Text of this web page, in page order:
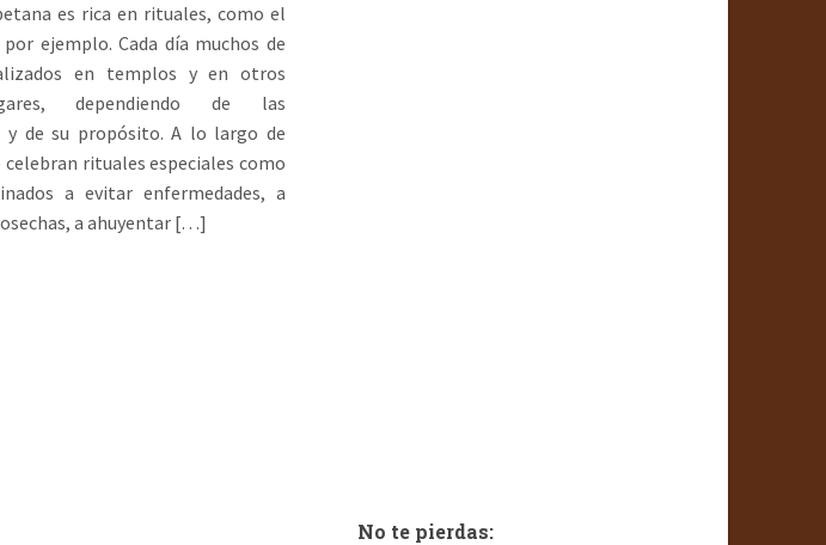
es rica en rituales, como el
ejemplo. Cada día muchos de
en templos y en otros
dependiendo de las
y de su propósito. A lo largo de
rituales especiales como
a evitar enfermedades, a
a ahuyentar […]
No te pierdas: